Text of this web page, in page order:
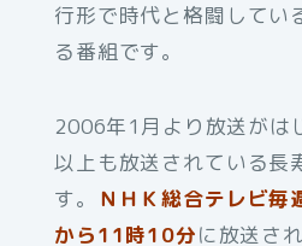
行形で時代と格闘してい
る番組です。
2006年1月より放送がは
以上も放送されている長
す。
ＮＨＫ総合テレビ
から11時10分に放送さ